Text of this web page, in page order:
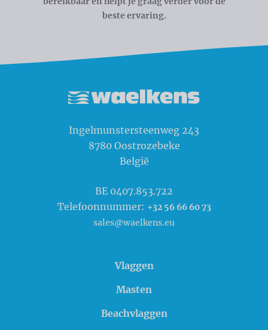
beste ervaring.
Ingelmunstersteenweg 243
8780 Oostrozebeke
België
BE 0407.853.722
Telefoonnummer: +32 56 66 60 73
sales@waelkens.eu
Vlaggen
Masten
Beachvlaggen